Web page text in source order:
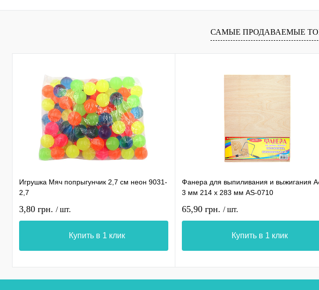
САМЫЕ ПРОДАВАЕМЫЕ
Игрушка Мяч попрыгунчик 2,7 см неон 9031-
2,7
3,80 грн. / шт.
Купить в 1 клик
Фанера для выпиливания и выжигания
3 мм 214 х 283 мм AS-0710
65,90 грн. / шт.
Купить в 1 клик